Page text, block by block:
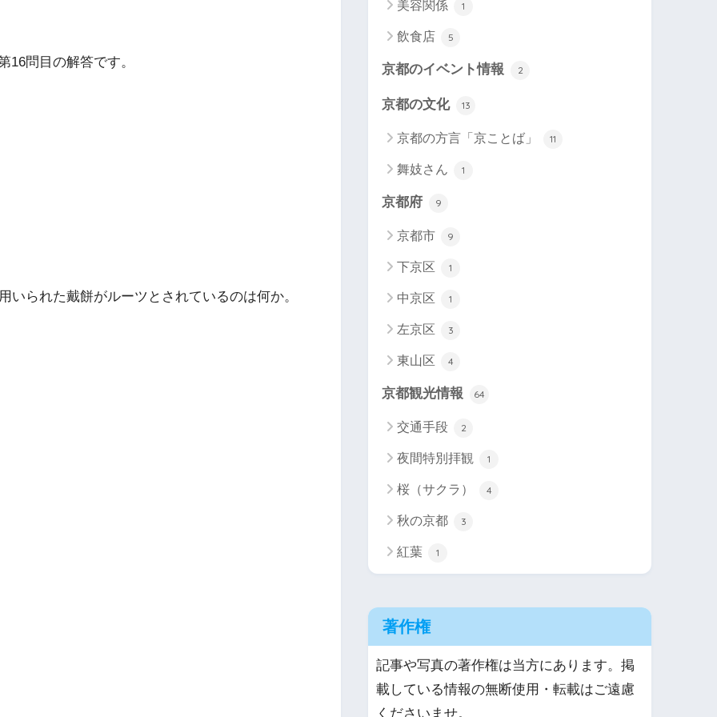
16問目の解答です。
られた戴餅がルーツとされているのは何か。
美容関係 1
飲食店 5
京都のイベント情報 2
京都の文化 13
京都の方言「京ことば」 11
舞妓さん 1
京都府 9
京都市 9
下京区 1
中京区 1
左京区 3
東山区 4
京都観光情報 64
交通手段 2
夜間特別拝観 1
桜（サクラ） 4
秋の京都 3
紅葉 1
著作権
記事や写真の著作権は当方にあります。掲
載している情報の無断使用・転載はご遠慮
くださいませ。